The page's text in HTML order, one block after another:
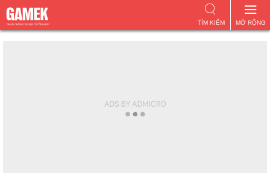
MỞ RỘNG
TÌM KIẾM